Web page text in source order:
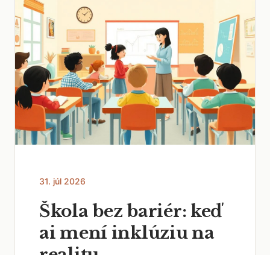
31. júl 2026
Škola bez bariér: keď
ai mení inklúziu na